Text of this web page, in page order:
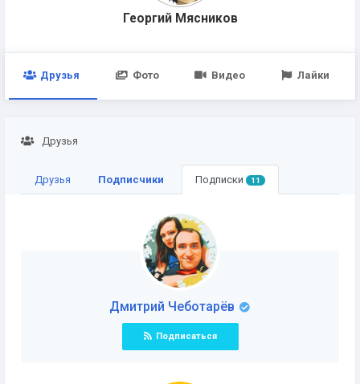
Георгий Мясников
Друзья Фото Видео Лайки
Друзья
Друзья Подписчики Подписки 11
Дмитрий Чеботарёв
Подписаться